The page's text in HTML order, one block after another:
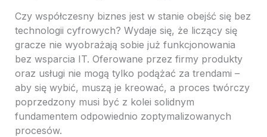
Czy współczesny biznes jest w stanie obejść się bez
technologii cyfrowych? Wydaje się, że liczący się
gracze nie wyobrażają sobie już funkcjonowania
bez wsparcia IT. Oferowane przez firmy produkty
oraz usługi nie mogą tylko podążać za trendami –
aby się wybić, muszą je kreować, a proces twórczy
poprzedzony musi być z kolei solidnym
fundamentem odpowiednio zoptymalizowanych
procesów.